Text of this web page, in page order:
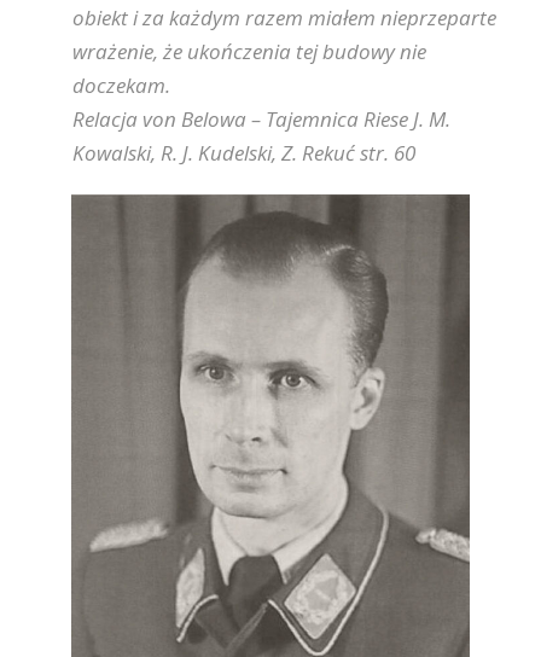
obiekt i za każdym razem miałem nieprzeparte
wrażenie, że ukończenia tej budowy nie
doczekam.
Relacja von Belowa – Tajemnica Riese J. M.
Kowalski, R. J. Kudelski, Z. Rekuć str. 60